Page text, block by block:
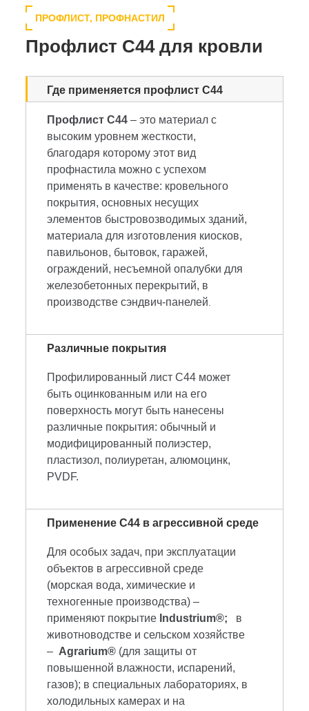
ПРОФЛИСТ, ПРОФНАСТИЛ
Профлист С44 для кровли
Где применяется профлист С44
Профлист С44 – это материал с
высоким уровнем жесткости,
благодаря которому этот вид
профнастила можно с успехом
применять в качестве: кровельного
покрытия, основных несущих
элементов быстровозводимых зданий,
материала для изготовления киосков,
павильонов, бытовок, гаражей,
ограждений, несъемной опалубки для
железобетонных перекрытий, в
производстве сэндвич-панелей
Различные покрытия
Профилированный лист С44 может
быть оцинкованным или на его
поверхность могут быть нанесены
различные покрытия: обычный и
модифицированный полиэстер,
пластизол, полиуретан, алюмоцинк,
PVDF.
Применение С44 в агрессивной среде
Для особых задач, при эксплуатации
объектов в агрессивной среде
(морская вода, химические и
техногенные производства) –
применяют покрытие Industrium®;
в
животноводстве и сельском хозяйстве
– Agrarium® (для защиты от
повышенной влажности, испарений,
газов); в специальных лабораториях, в
холодильных камерах и на